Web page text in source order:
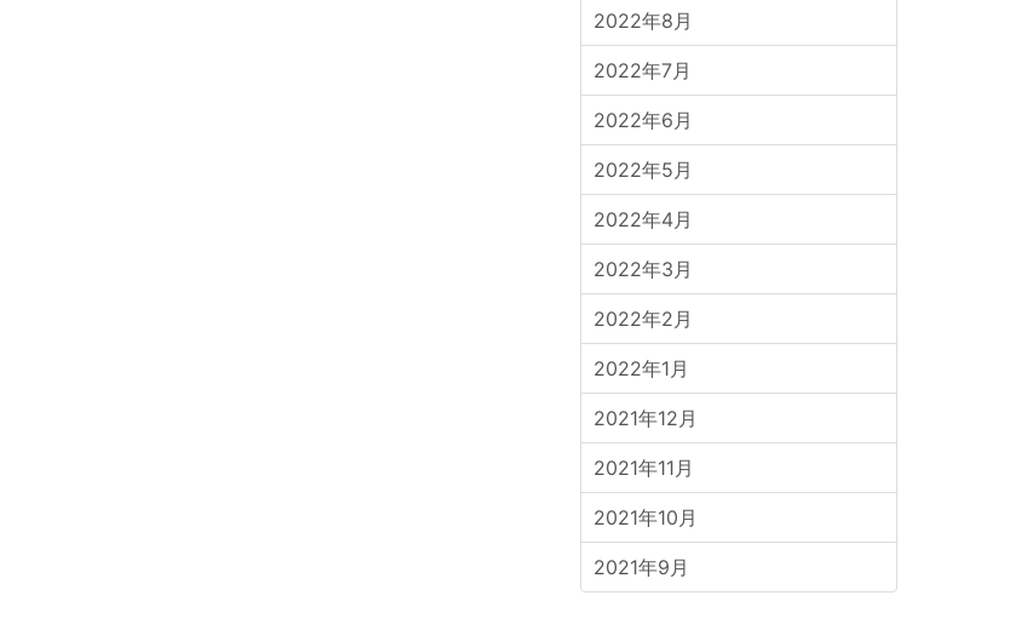
2022年8月
2022年7月
2022年6月
2022年5月
2022年4月
2022年3月
2022年2月
2022年1月
2021年12月
2021年11月
2021年10月
2021年9月